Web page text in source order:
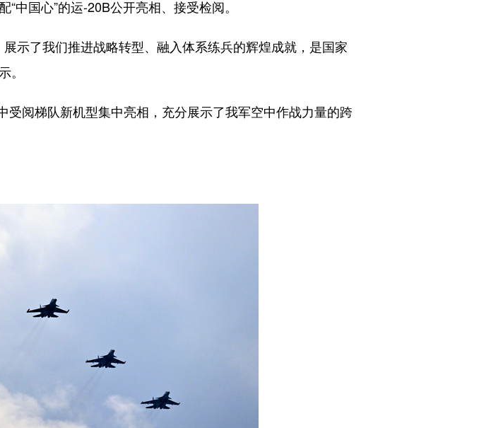
国心”的运-20B公开亮相、接受检阅。
示了我们推进战略转型、融入体系练兵的辉煌成就，是国家
。
阅梯队新机型集中亮相，充分展示了我军空中作战力量的跨